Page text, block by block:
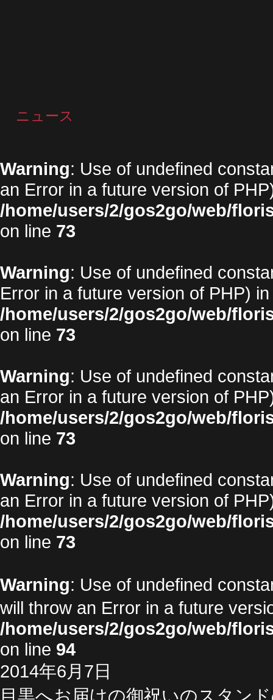
ニュース
Warning: Use of undefined
an Error in a future version of
/home/users/2/gos2go/web/
on line 73
Warning: Use of undefined
Error in a future version of PHP) in
/home/users/2/gos2go/web/
on line 73
Warning: Use of undefined
an Error in a future version of
/home/users/2/gos2go/web/
on line 73
Warning: Use of undefined
an Error in a future version of
/home/users/2/gos2go/web/
on line 73
Warning: Use of undefined
will throw an Error in a future
/home/users/2/gos2go/web/
on line 94
2014年6月7日
目黒へお届けの御祝いのスタン